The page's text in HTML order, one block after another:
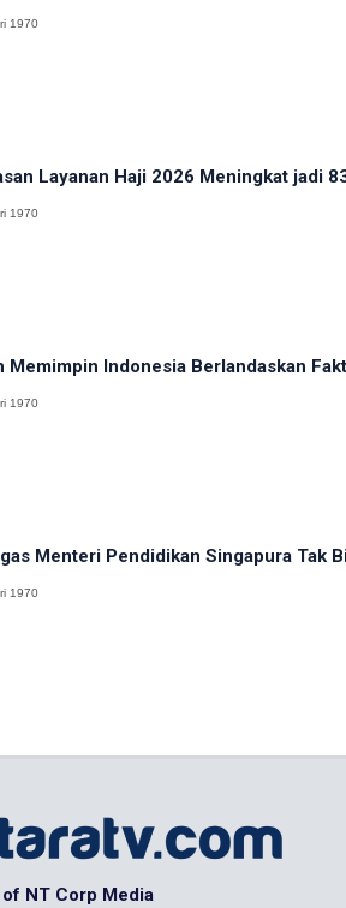
1970
Layanan Haji 2026 Meningkat jadi
1970
Memimpin Indonesia Berlandaskan
1970
Menteri Pendidikan Singapura Tak
1970
NT Corp Media